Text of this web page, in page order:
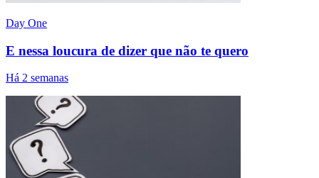
Day One
E nessa loucura de dizer que não te quero
Há 2 semanas